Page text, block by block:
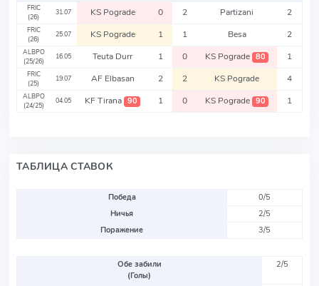
FRIC
(26)
31.07 KS Pograde 0 2 Partizani 2
FRIC
(26)
25.07 KS Pograde 1 1 Besa 2
ALBPO
(25/26)
16.05 Teuta Durr 1 0 KS Pograde 80 1
FRIC
(25)
19.07 AF Elbasan 2 2 KS Pograde 4
ALBPO
(24/25)
04.05 KF Tirana 90 1 0 KS Pograde 90 1
ТАБЛИЦА СТАВОК
Победа
0/5
Ничья
2/5
Поражение
3/5
Обе забили
(Голы)
2/5